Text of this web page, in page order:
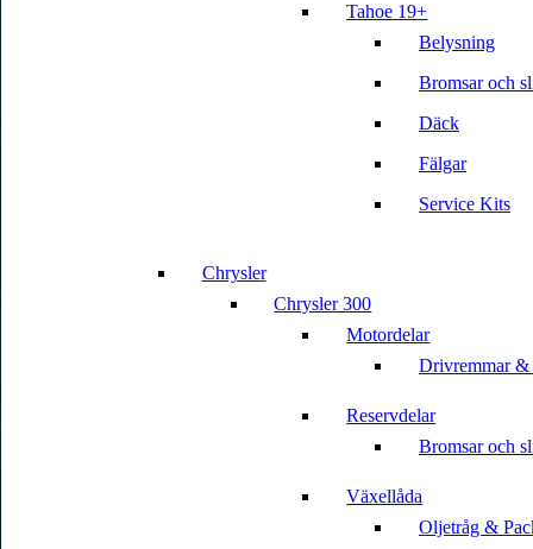
Tahoe 19+
Belysning
Bromsar och
Däck
Fälgar
Service Kits
Chrysler
Chrysler 300
Motordelar
Drivremmar &
Reservdelar
Bromsar och
Växellåda
Oljetråg &